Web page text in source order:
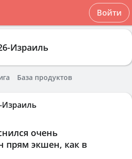
Войти
Израиль
База продуктов
Израиль
очень
прям экшен, как в